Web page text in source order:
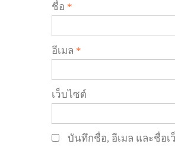
ชื่อ *
อีเมล *
เว็บไซต์
บันทึกชื่อ, อีเมล และชื่อ